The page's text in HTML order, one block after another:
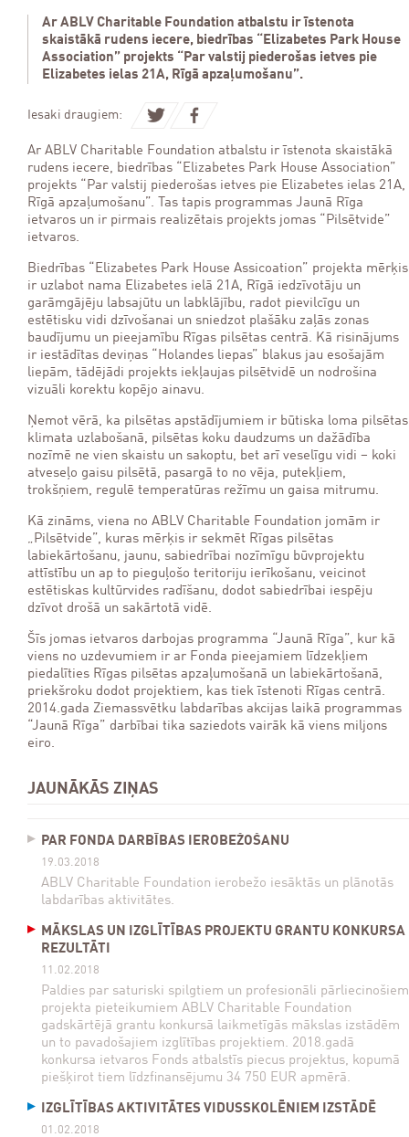
Ar ABLV Charitable Foundation atbalstu ir īstenota
skaistākā rudens iecere, biedrības “Elizabetes Park House
Association” projekts “Par valstij piederošas ietves pie
Elizabetes ielas 21A, Rīgā apzaļumošanu”.
Iesaki draugiem:
Ar ABLV Charitable Foundation atbalstu ir īstenota skaistākā
rudens iecere, biedrības “Elizabetes Park House Association”
projekts “Par valstij piederošas ietves pie Elizabetes ielas 21A,
Rīgā apzaļumošanu”. Tas tapis programmas Jaunā Rīga
ietvaros un ir pirmais realizētais projekts jomas “Pilsētvide”
ietvaros.
Biedrības “Elizabetes Park House Assicoation” projekta mērķis
ir uzlabot nama Elizabetes ielā 21A, Rīgā iedzīvotāju un
garāmgājēju labsajūtu un labklājību, radot pievilcīgu un
estētisku vidi dzīvošanai un sniedzot plašāku zaļās zonas
baudījumu un pieejamību Rīgas pilsētas centrā. Kā risinājums
ir iestādītas deviņas “Holandes liepas” blakus jau esošajām
liepām, tādējādi projekts iekļaujas pilsētvidē un nodrošina
vizuāli korektu kopējo ainavu.
Ņemot vērā, ka pilsētas apstādījumiem ir būtiska loma pilsētas
klimata uzlabošanā, pilsētas koku daudzums un dažādība
nozīmē ne vien skaistu un sakoptu, bet arī veselīgu vidi – koki
atveseļo gaisu pilsētā, pasargā to no vēja, putekļiem,
trokšņiem, regulē temperatūras režīmu un gaisa mitrumu.
Kā zināms, viena no ABLV Charitable Foundation jomām ir
„Pilsētvide”, kuras mērķis ir sekmēt Rīgas pilsētas
labiekārtošanu, jaunu, sabiedrībai nozīmīgu būvprojektu
attīstību un ap to pieguļošo teritoriju ierīkošanu, veicinot
estētiskas kultūrvides radīšanu, dodot sabiedrībai iespēju
dzīvot drošā un sakārtotā vidē.
Šīs jomas ietvaros darbojas programma “Jaunā Rīga”, kur kā
viens no uzdevumiem ir ar Fonda pieejamiem līdzekļiem
piedalīties Rīgas pilsētas apzaļumošanā un labiekārtošanā,
priekšroku dodot projektiem, kas tiek īstenoti Rīgas centrā.
2014.gada Ziemassvētku labdarības akcijas laikā programmas
“Jaunā Rīga” darbībai tika saziedots vairāk kā viens miljons
eiro.
JAUNĀKĀS ZIŅAS
PAR FONDA DARBĪBAS IEROBEŽOŠANU
19.03.2018
ABLV Charitable Foundation ierobežo iesāktās un plānotās
labdarības aktivitātes.
MĀKSLAS UN IZGLĪTĪBAS PROJEKTU GRANTU KONKURSA
REZULTĀTI
11.02.2018
Paldies par saturiski spilgtiem un profesionāli pārliecinošiem
projekta pieteikumiem ABLV Charitable Foundation
gadskārtējā grantu konkursā laikmetīgās mākslas izstādēm
un to pavadošajiem izglītības projektiem. 2018.gadā
konkursa ietvaros Fonds atbalstīs piecus projektus, kopumā
piešķirot tiem līdzfinansējumu 34 750 EUR apmērā.
IZGLĪTĪBAS AKTIVITĀTES VIDUSSKOLĒNIEM IZSTĀDĒ
01.02.2018